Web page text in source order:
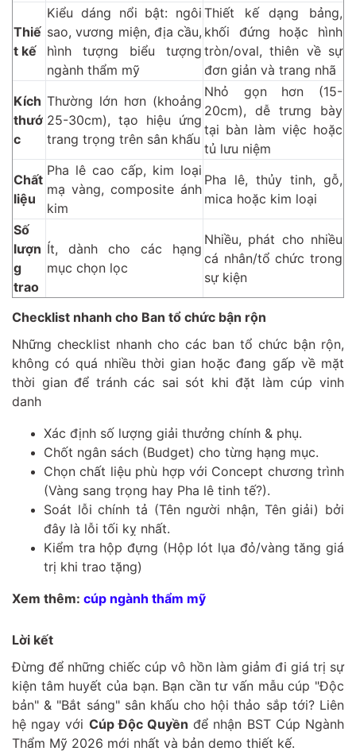
Thiế
t kế
Kiểu dáng nổi bật: ngôi
sao, vương miện, địa cầu,
hình tượng biểu tượng
ngành thẩm mỹ
Thiết kế dạng bảng,
khối đứng hoặc hình
tròn/oval, thiên về sự
đơn giản và trang nhã
Kích
thướ
c
Thường lớn hơn (khoảng
25-30cm), tạo hiệu ứng
trang trọng trên sân khấu
Nhỏ gọn hơn (15-
20cm), dễ trưng bày
tại bàn làm việc hoặc
tủ lưu niệm
Chất
liệu
Pha lê cao cấp, kim loại
mạ vàng, composite ánh
kim
Pha lê, thủy tinh, gỗ,
mica hoặc kim loại
Số
lượn
g
trao
Ít, dành cho các hạng
mục chọn lọc
Nhiều, phát cho nhiều
cá nhân/tổ chức trong
sự kiện
Checklist nhanh cho Ban tổ chức bận rộn
Những checklist nhanh cho các ban tổ chức bận rộn,
không có quá nhiều thời gian hoặc đang gấp về mặt
thời gian để tránh các sai sót khi đặt làm cúp vinh
danh
Xác định số lượng giải thưởng chính & phụ.
Chốt ngân sách (Budget) cho từng hạng mục.
Chọn chất liệu phù hợp với Concept chương trình
(Vàng sang trọng hay Pha lê tinh tế?).
Soát lỗi chính tả (Tên người nhận, Tên giải) bởi
đây là lỗi tối kỵ nhất.
Kiểm tra hộp đựng (Hộp lót lụa đỏ/vàng tăng giá
trị khi trao tặng)
Xem thêm: cúp ngành thẩm mỹ
Lời kết
Đừng để những chiếc cúp vô hồn làm giảm đi giá trị sự
kiện tâm huyết của bạn. Bạn cần tư vấn mẫu cúp "Độc
bản" & "Bắt sáng" sân khấu cho hội thảo sắp tới? Liên
hệ ngay với Cúp Độc Quyền để nhận BST Cúp Ngành
Thẩm Mỹ 2026 mới nhất và bản demo thiết kế.